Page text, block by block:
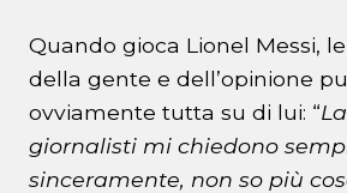
Quando gioca Lionel Messi,
della gente e dell’opinione
ovviamente tutta su di lui: “
giornalisti mi chiedono
sinceramente, non so più